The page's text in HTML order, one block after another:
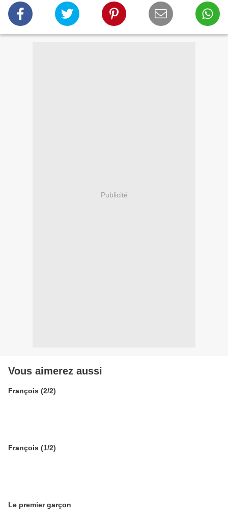
Publicité
Vous aimerez aussi
François (2/2)
François (1/2)
Le premier garçon